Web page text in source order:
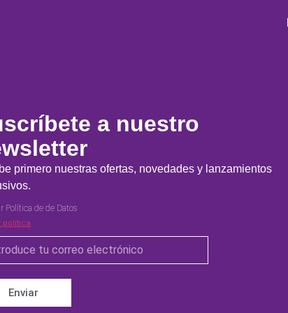
a nuestro
primero nuestras ofertas, novedades y lanzamientos
Política de de Datos
política
Enviar